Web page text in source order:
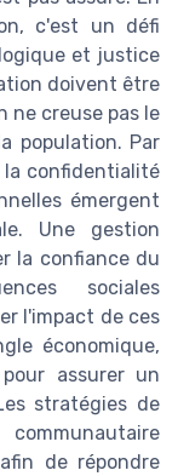
c'est un défi
et justice
doivent être
ne creuse pas le
population. Par
la confidentialité
émergent
Une gestion
la confiance du
sociales
l'impact de ces
économique,
assurer un
stratégies de
de répondre